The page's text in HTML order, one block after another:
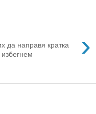
›
да направя кратка